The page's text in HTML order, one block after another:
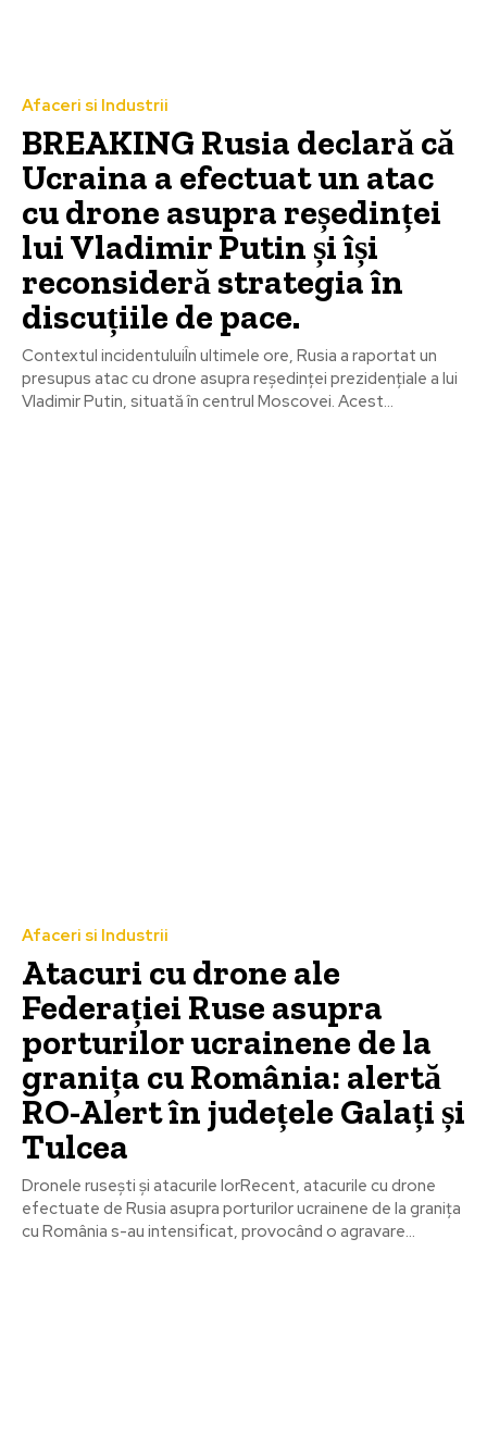
Afaceri si Industrii
BREAKING Rusia declară că
Ucraina a efectuat un atac
cu drone asupra reședinței
lui Vladimir Putin și își
reconsideră strategia în
discuțiile de pace.
Contextul incidentuluiÎn ultimele ore, Rusia a raportat un
presupus atac cu drone asupra reședinței prezidențiale a lui
Vladimir Putin, situată în centrul Moscovei. Acest...
Afaceri si Industrii
Atacuri cu drone ale
Federației Ruse asupra
porturilor ucrainene de la
granița cu România: alertă
RO-Alert în județele Galați și
Tulcea
Dronele rusești și atacurile lorRecent, atacurile cu drone
efectuate de Rusia asupra porturilor ucrainene de la granița
cu România s-au intensificat, provocând o agravare...